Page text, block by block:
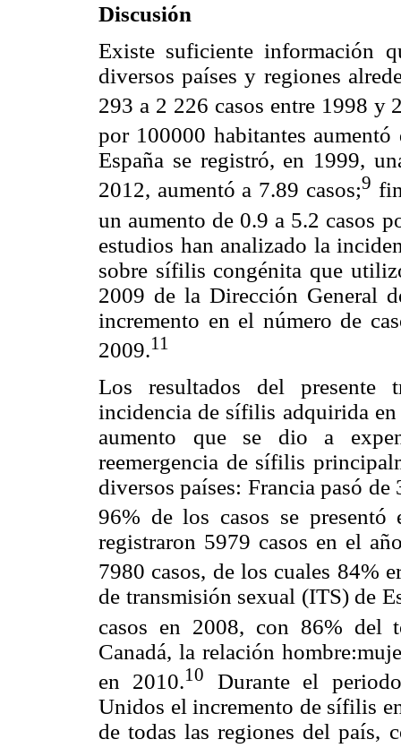
Discusión
Existe suficiente información
diversos países y regiones
293 a 2 226 casos entre 1998 y
por 100000 habitantes
España se registró, en 1999,
2012, aumentó a 7.89 casos;9
un aumento de 0.9 a 5.2 casos
estudios han analizado la
sobre sífilis congénita que
2009 de la Dirección General
incremento en el número de
2009.11
Los resultados del presente
incidencia de sífilis adquirida
aumento que se dio a
reemergencia de sífilis
diversos países: Francia pasó
96% de los casos se presentó
registraron 5979 casos en el
7980 casos, de los cuales 84%
de transmisión sexual (ITS) de
casos en 2008, con 86% del
Canadá, la relación
en 2010.10
Durante el
Unidos el incremento de sífilis
de todas las regiones del país,